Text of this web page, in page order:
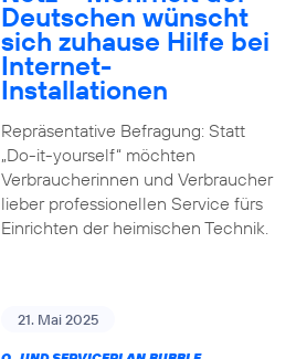
Deutschen wünscht
sich zuhause Hilfe bei
Internet-
Installationen
Repräsentative Befragung: Statt
„Do-it-yourself“ möchten
Verbraucherinnen und Verbraucher
lieber professionellen Service fürs
Einrichten der heimischen Technik.
21. Mai 2025